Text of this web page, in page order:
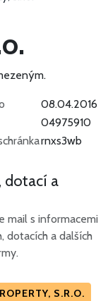
08.04.2016
04975910
rnxs3wb
dotací a
mail s informacemi
dotacích a dalších
S.R.O.